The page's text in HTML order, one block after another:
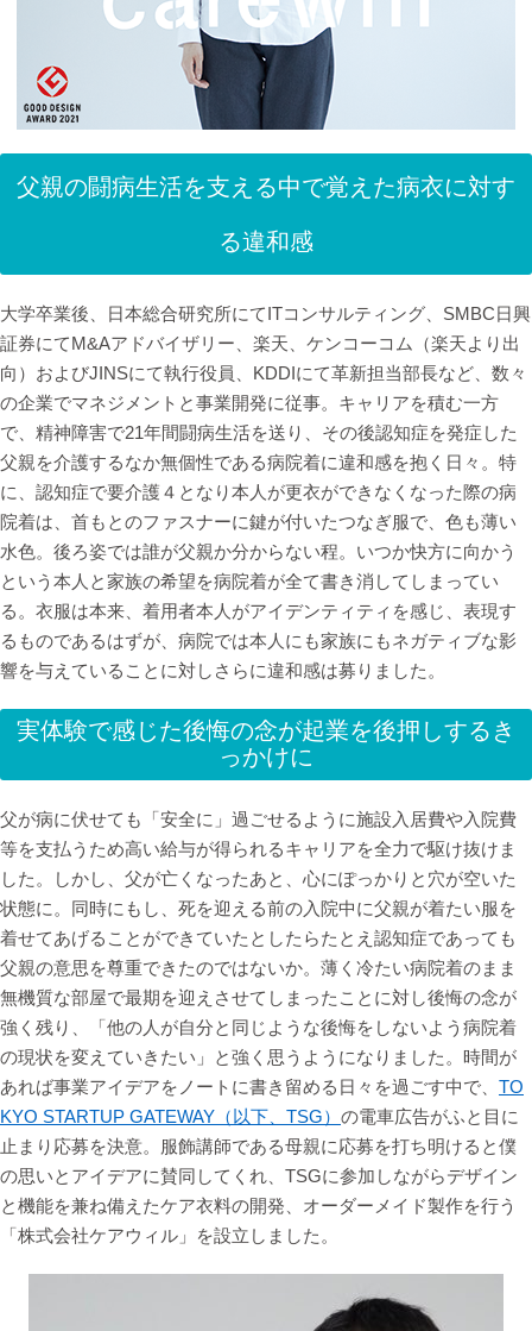
父親の闘病生活を支える中で覚えた病衣に対す
る違和感
大学卒業後、日本総合研究所にてITコンサルティング、SMBC日興
証券にてM&Aアドバイザリー、楽天、ケンコーコム（楽天より出
向）およびJINSにて執行役員、KDDIにて革新担当部長など、数々
の企業でマネジメントと事業開発に従事。キャリアを積む一方
で、精神障害で21年間闘病生活を送り、その後認知症を発症した
父親を介護するなか無個性である病院着に違和感を抱く日々。特
に、認知症で要介護４となり本人が更衣ができなくなった際の病
院着は、首もとのファスナーに鍵が付いたつなぎ服で、色も薄い
水色。後ろ姿では誰が父親か分からない程。いつか快方に向かう
という本人と家族の希望を病院着が全て書き消してしまってい
る。衣服は本来、着用者本人がアイデンティティを感じ、表現す
るものであるはずが、病院では本人にも家族にもネガティブな影
響を与えていることに対しさらに違和感は募りました。
実体験で感じた後悔の念が起業を後押しするき
っかけに
父が病に伏せても「安全に」過ごせるように施設入居費や入院費
等を支払うため高い給与が得られるキャリアを全力で駆け抜けま
した。しかし、父が亡くなったあと、心にぽっかりと穴が空いた
状態に。同時にもし、死を迎える前の入院中に父親が着たい服を
着せてあげることができていたとしたらたとえ認知症であっても
父親の意思を尊重できたのではないか。薄く冷たい病院着のまま
無機質な部屋で最期を迎えさせてしまったことに対し後悔の念が
強く残り、「他の人が自分と同じような後悔をしないよう病院着
の現状を変えていきたい」と強く思うようになりました。時間が
あれば事業アイデアをノートに書き留める日々を過ごす中で、 TO
KYO STARTUP GATEWAY（以下、TSG） の電車広告がふと目に
止まり応募を決意。服飾講師である母親に応募を打ち明けると僕
の思いとアイデアに賛同してくれ、TSGに参加しながらデザイン
と機能を兼ね備えたケア衣料の開発、オーダーメイド製作を行う
「株式会社ケアウィル」を設立しました。